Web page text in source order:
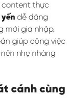
content thực
yến dễ dàng
mới gia nhập.
giúp công việc
nhẹ nhàng
cánh cùng